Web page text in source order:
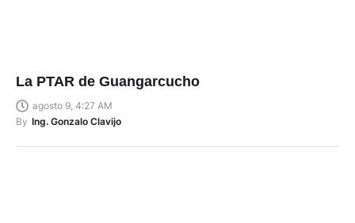
La PTAR de Guangarcucho
agosto 9, 4:27 AM
By Ing. Gonzalo Clavijo